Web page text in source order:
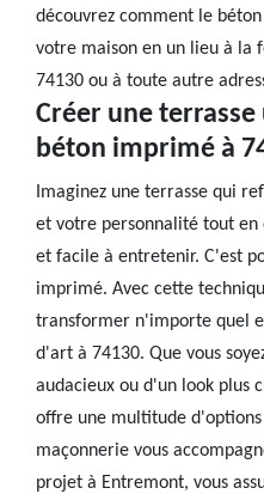
découvrez comment le
votre maison en un lieu à la
74130 ou à toute autre
Créer une
béton imprimé à
Imaginez une terrasse qui
et votre personnalité tout
et facile à entretenir. C'est
imprimé. Avec cette
transformer n'importe quel
d'art à 74130. Que vous
audacieux ou d'un look plus
offre une multitude
maçonnerie vous
projet à Entremont, vous